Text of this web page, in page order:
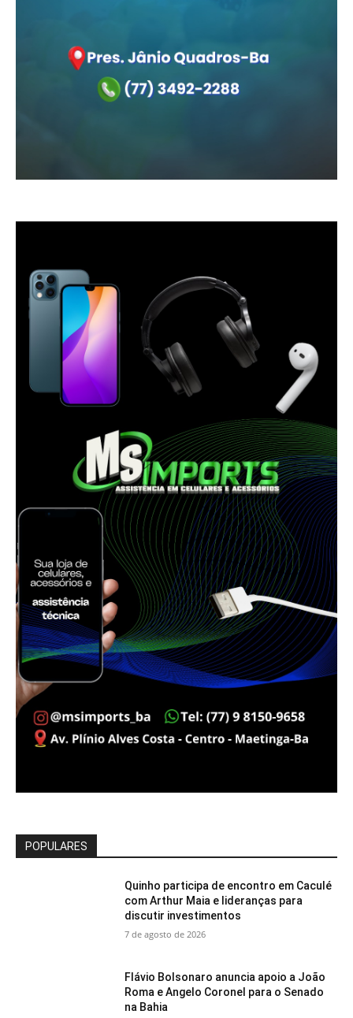
POPULARES
Quinho participa de encontro em Caculé
com Arthur Maia e lideranças para
discutir investimentos
7 de agosto de 2026
Flávio Bolsonaro anuncia apoio a João
Roma e Angelo Coronel para o Senado
na Bahia